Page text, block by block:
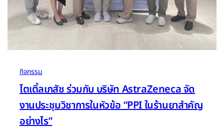
กิจกรรม
ไตเติ้ลเภสัช ร่วมกับ บริษัท AstraZeneca จัด
งานประชุมวิชาการในหัวข้อ “PPI ในร้านยาสำคัญ
อย่างไร”